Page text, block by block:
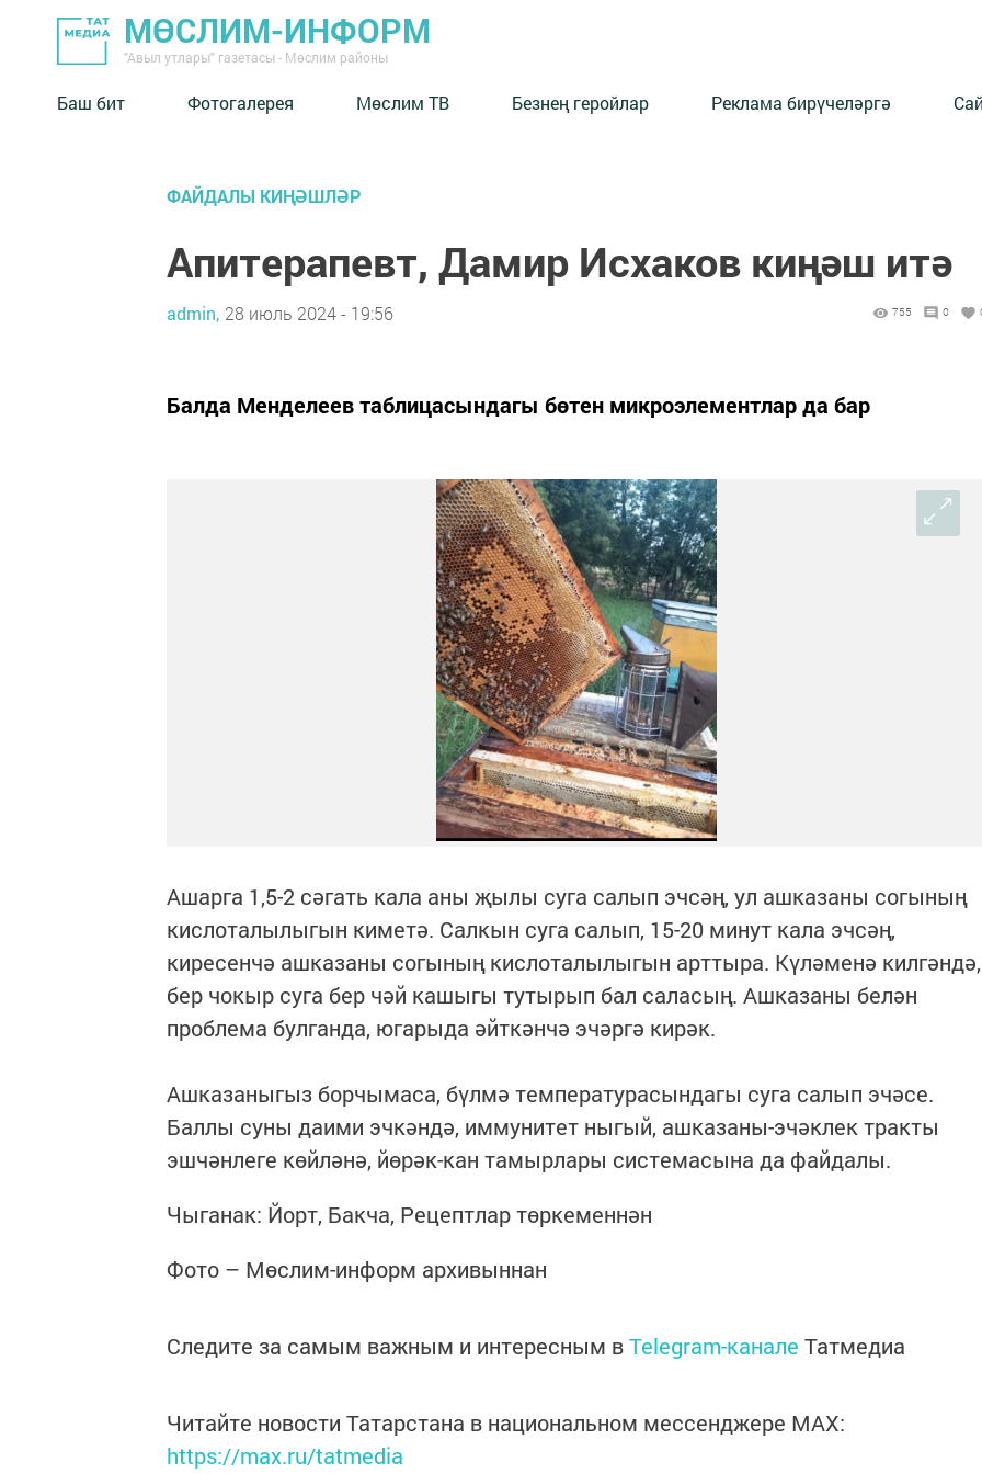
МӨСЛИМ-ИНФОРМ
"Авыл утлары" газетасы - Мөслим районы
Баш бит Фотогалерея Мөслим ТВ Безнең геройлар Реклама бирүчеләргә
ФАЙДАЛЫ КИҢӘШЛӘР
Апитерапевт, Дамир Исхаков киңәш итә
admin, 28 июль 2024 - 19:56 755 0
Балда Менделеев таблицасындагы бөтен микроэлементлар да бар
Ашарга 1,5-2 сәгать кала аны җылы суга салып эчсәң, ул ашказаны согының
кислоталылыгын киметә. Салкын суга салып, 15-20 минут кала эчсәң,
киресенчә ашказаны согының кислоталылыгын арттыра. Күләменә килгәндә,
бер чокыр суга бер чәй кашыгы тутырып бал саласың. Ашказаны белән
проблема булганда, югарыда әйткәнчә эчәргә кирәк.
Ашказаныгыз борчымаса, бүлмә температурасындагы суга салып эчәсе.
Баллы суны даими эчкәндә, иммунитет ныгый, ашказаны-эчәклек тракты
эшчәнлеге көйләнә, йөрәк-кан тамырлары системасына да файдалы.
Чыганак: Йорт, Бакча, Рецептлар төркеменнән
Фото – Мөслим-информ архивыннан
Следите за самым важным и интересным вTelegram-канале Татмедиа
Читайте новости Татарстана в национальном мессенджере MАХ:
https://max.ru/tatmedia